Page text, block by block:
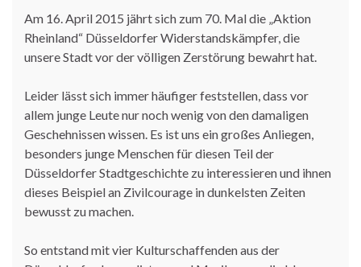
Am 16. April 2015 jährt sich zum 70. Mal die „Aktion
Rheinland“ Düsseldorfer Widerstandskämpfer, die
unsere Stadt vor der völligen Zerstörung bewahrt hat.
Leider lässt sich immer häufiger feststellen, dass vor
allem junge Leute nur noch wenig von den damaligen
Geschehnissen wissen. Es ist uns ein großes Anliegen,
besonders junge Menschen für diesen Teil der
Düsseldorfer Stadtgeschichte zu interessieren und ihnen
dieses Beispiel an Zivilcourage in dunkelsten Zeiten
bewusst zu machen.
So entstand mit vier Kulturschaffenden aus der